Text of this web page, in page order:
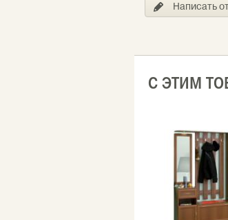
Написать
С ЭТИМ